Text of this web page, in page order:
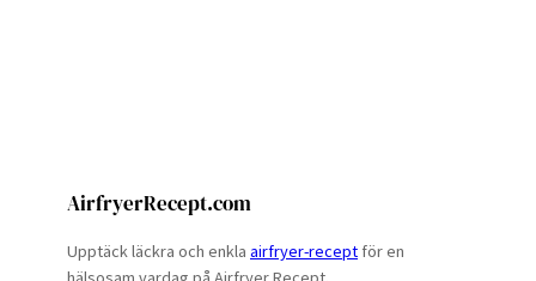
AirfryerRecept.com
Upptäck läckra och enkla airfryer-recept för en